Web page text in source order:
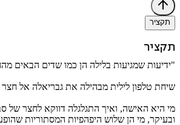
תקציר
תקציר
"ידיעות שמגיעות בלילה הן כמו שדים הבאים
שיחת טלפון לילית מבהילה את גבריאלה אל
מי היא האישה, ואיך התגלגלה דווקא לחצר
ובעיקר, מי הן שלוש היפהפיות המסתוריות